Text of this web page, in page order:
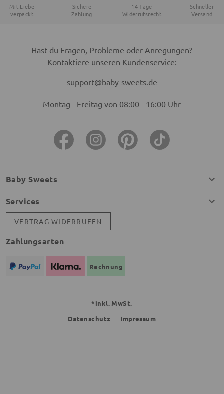
Mit Liebe
verpackt
Sichere
Zahlung
14 Tage
Widerrufsrecht
Schneller
Versand
Hast du Fragen, Probleme oder Anregungen?
Kontaktiere unseren Kundenservice:
support@baby-sweets.de
Montag - Freitag von 08:00 - 16:00 Uhr
Baby Sweets
Services
VERTRAG WIDERRUFEN
Zahlungsarten
Rechnung
*inkl. MwSt.
Datenschutz
Impressum